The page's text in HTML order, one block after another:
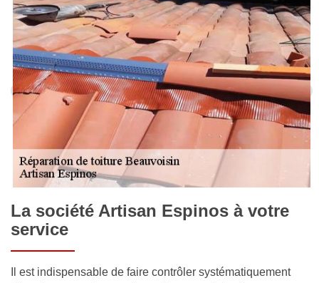
La société Artisan Espinos à votre
service
Il est indispensable de faire contrôler systématiquement